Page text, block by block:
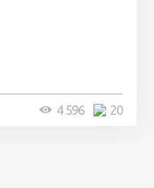
20
4 596